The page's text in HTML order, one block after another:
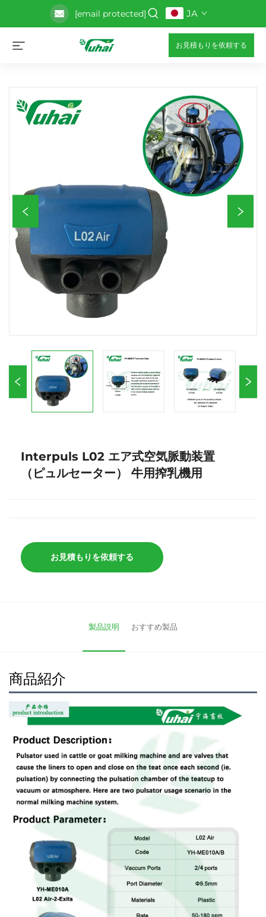
[email protected] JA
お見積もりを依頼する
Interpuls L02 エア式空気脈動装置
（ピュルセーター） 牛用搾乳機用
お見積もりを依頼する
製品説明 おすすめ製品
商品紹介